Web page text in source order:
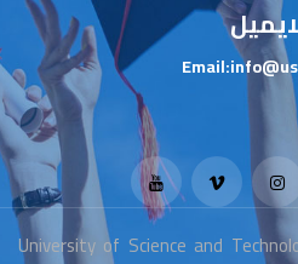
© 1994–2026 University of Science and